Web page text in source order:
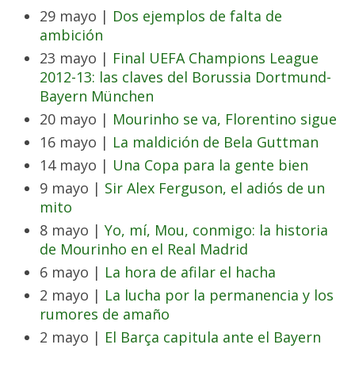
29 mayo | Dos ejemplos de falta de
ambición
23 mayo | Final UEFA Champions League
2012-13: las claves del Borussia Dortmund-
Bayern München
20 mayo | Mourinho se va, Florentino sigue
16 mayo | La maldición de Bela Guttman
14 mayo | Una Copa para la gente bien
9 mayo | Sir Alex Ferguson, el adiós de un
mito
8 mayo | Yo, mí, Mou, conmigo: la historia
de Mourinho en el Real Madrid
6 mayo | La hora de afilar el hacha
2 mayo | La lucha por la permanencia y los
rumores de amaño
2 mayo | El Barça capitula ante el Bayern